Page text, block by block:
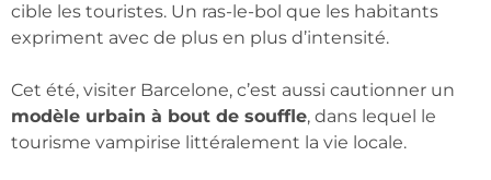
cible les touristes. Un ras-le-bol que les habitants
expriment avec de plus en plus d’intensité.
Cet été, visiter Barcelone, c’est aussi cautionner un
modèle urbain à bout de souffle, dans lequel le
tourisme vampirise littéralement la vie locale.